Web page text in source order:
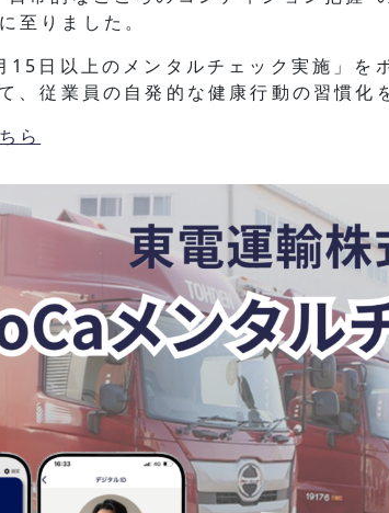
至りました。
15日以上のメンタルチェック実施」を
、従業員の自発的な健康行動の習慣化
ら